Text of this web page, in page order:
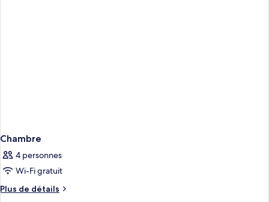
Chambre
4 personnes
Wi-Fi gratuit
Plus de détails
Plus